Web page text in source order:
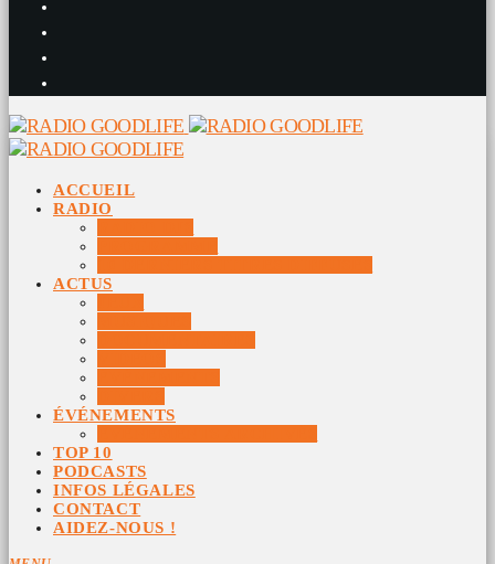
ACCUEIL
RADIO
ACTUS
ÉVÉNEMENTS
TOP 10
PODCASTS
INFOS LÉGALES
CONTACT
AIDEZ-NOUS !